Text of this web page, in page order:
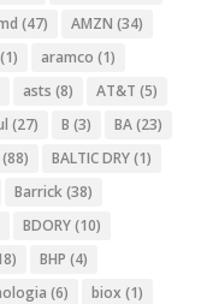
(47) AMZN (34)
(1) aramco (1)
asts (8) AT&T (5)
(27) B (3) BA(23)
(88) BALTIC DRY(1)
Barrick(38)
BDORY(10)
BHP (4)
(6) biox (1)